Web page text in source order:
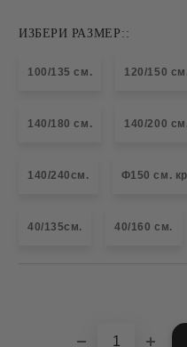
ИЗБЕРИ РАЗМЕР::
100/135 см. 120/150
140/180 см. 140/200
140/240см. Ф150 см.
40/135см. 40/160 см.